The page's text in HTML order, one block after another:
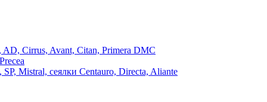
Cirrus, Avant, Citan, Primera DMC
Mistral, сеялки Centauro, Directa, Aliante